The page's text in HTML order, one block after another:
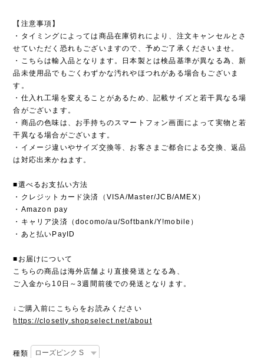
【注意事項】
・タイミングによっては商品在庫切れにより、注文キャンセルとさ
せていただく恐れもございますので、予めご了承くださいませ。
・こちらは輸入品となります。日本製とは検品基準が異なる為、新
品未使用品でもごくわずかな汚れやほつれがある場合もございま
す。
・仕入れ工場を変えることがあるため、記載サイズと若干異なる場
合がございます。
・商品の色味は、お手持ちのスマートフォン画面によって実物と若
干異なる場合がございます。
・イメージ違いやサイズ交換等、お客さまご都合による交換、返品
は対応出来かねます。
■選べるお支払い方法
・クレジットカード決済（VISA/Master/JCB/AMEX）
・Amazon pay
・キャリア決済（docomo/au/Softbank/Y!mobile）
・あと払いPayID
■お届けについて
こちらの商品は海外店舗より直接発送となる為、
ご入金から10日～3週間前後での発送となります。
↓ご購入前にこちらをお読みください
https://closetly.shopselect.net/about
種類